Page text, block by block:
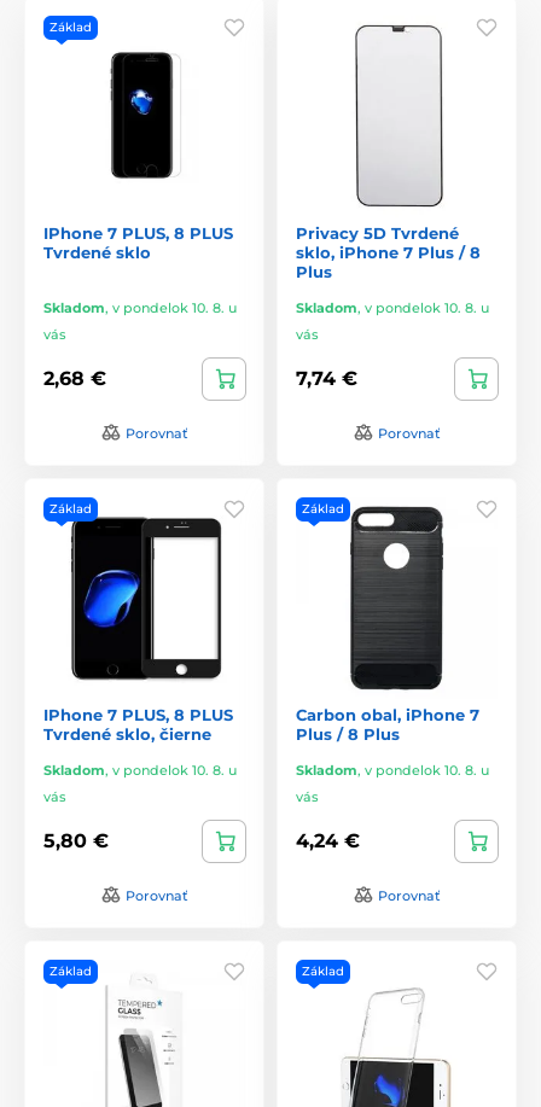
Základ
IPhone 7 PLUS, 8 PLUS
Tvrdené sklo
Skladom, v pondelok 10. 8. u
vás
2,68 €
Porovnať
Privacy 5D Tvrdené
sklo, iPhone 7 Plus / 8
Plus
Skladom, v pondelok 10. 8. u
vás
7,74 €
Porovnať
Základ
IPhone 7 PLUS, 8 PLUS
Tvrdené sklo, čierne
Skladom, v pondelok 10. 8. u
vás
5,80 €
Porovnať
Základ
Carbon obal, iPhone 7
Plus / 8 Plus
Skladom, v pondelok 10. 8. u
vás
4,24 €
Porovnať
Základ Základ